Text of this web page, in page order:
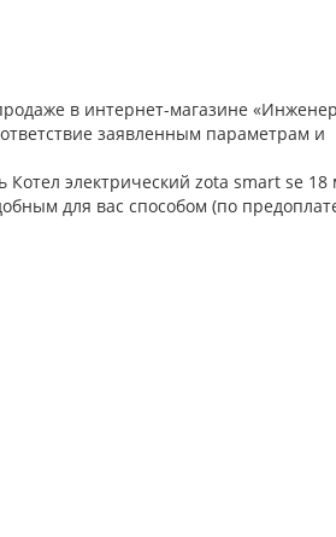
в интернет-магазине
заявленным параметрам и
Котел электрический zota smart se
для вас способом (по